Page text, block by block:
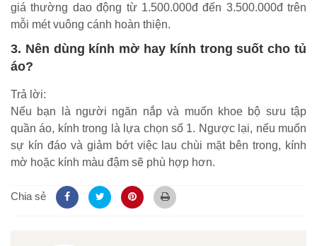
giá thường dao động từ 1.500.000đ đến 3.500.000đ trên
mỗi mét vuông cánh hoàn thiện.
3. Nên dùng kính mờ hay kính trong suốt cho tủ
áo?
Trả lời:
Nếu bạn là người ngăn nắp và muốn khoe bộ sưu tập
quần áo, kính trong là lựa chọn số 1. Ngược lại, nếu muốn
sự kín đáo và giảm bớt việc lau chùi mặt bên trong, kính
mờ hoặc kính màu đậm sẽ phù hợp hơn.
Chia sẻ